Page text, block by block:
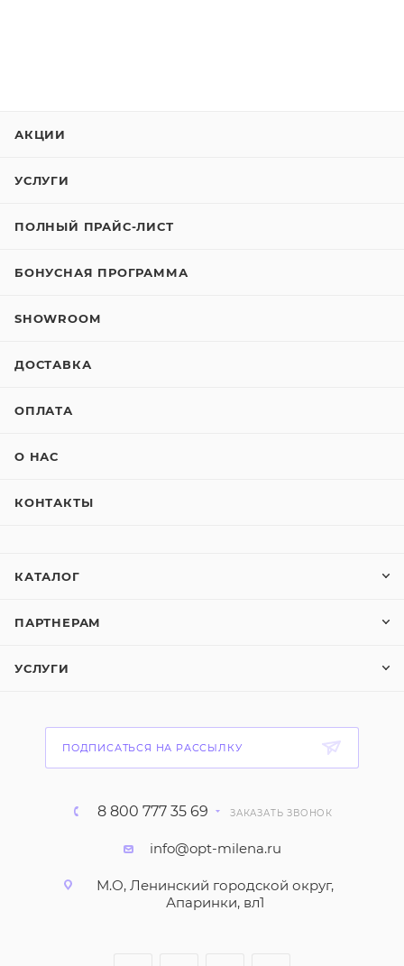
АКЦИИ
УСЛУГИ
ПОЛНЫЙ ПРАЙС-ЛИСТ
БОНУСНАЯ ПРОГРАММА
SHOWROOM
ДОСТАВКА
ОПЛАТА
О НАС
КОНТАКТЫ
КАТАЛОГ
ПАРТНЕРАМ
УСЛУГИ
ПОДПИСАТЬСЯ НА РАССЫЛКУ
8 800 777 35 69 ЗАКАЗАТЬ ЗВОНОК
info@opt-milena.ru
М.О, Ленинский городской округ,
Апаринки, вл1